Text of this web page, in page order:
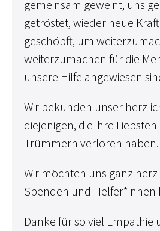
gemeinsam geweint, uns
getröstet, wieder neue
geschöpft, um
weiterzumachen für die
unsere Hilfe angewiesen
Wir bekunden unser
diejenigen, die ihre
Trümmern verloren haben.
Wir möchten uns ganz
Spenden und Helfer*innen
Danke für so viel Empathie